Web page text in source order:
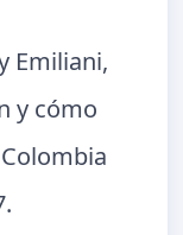
Emiliani,
y cómo